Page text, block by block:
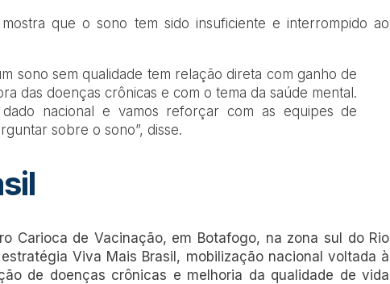
que o sono tem sido insuficiente e interrompido ao
sono sem qualidade tem relação direta com ganho de
das doenças crônicas e com o tema da saúde mental.
nacional e vamos reforçar com as equipes de
sobre o sono”, disse.
Carioca de Vacinação, em Botafogo, na zona sul do Rio
Viva Mais Brasil, mobilização nacional voltada à
de doenças crônicas e melhoria da qualidade de vida